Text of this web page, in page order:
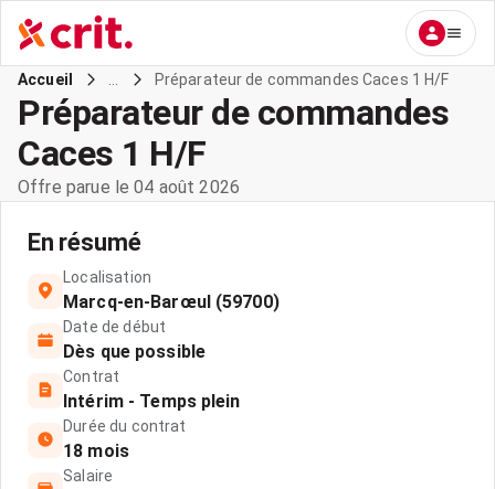
Accueil Préparateur de commandes Caces 1 H/F
Préparateur de commandes
Caces 1 H/F
Offre parue le 04 août 2026
En résumé
Localisation
Marcq-en-Barœul (59700)
Date de début
Dès que possible
Contrat
Intérim - Temps plein
Durée du contrat
18 mois
Salaire